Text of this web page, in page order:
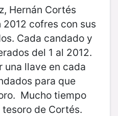
Hernán Cortés
cofres con sus
Cada candado y
del 1 al 2012.
una llave en cada
para que
Mucho tiempo
de Cortés.